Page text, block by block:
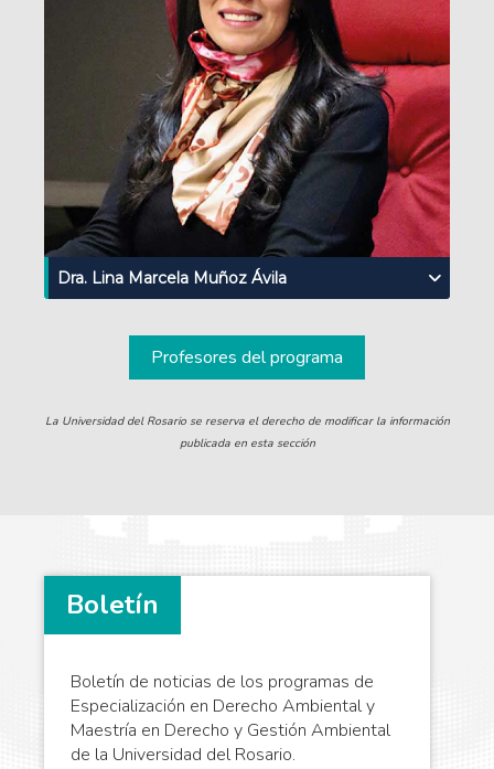
Dra. Lina Marcela Muñoz Ávila
Profesores del programa
La Universidad del Rosario se reserva el derecho de modificar la información
publicada en esta sección
Boletín
Boletín de noticias de los programas de
Especialización en Derecho Ambiental y
Maestría en Derecho y Gestión Ambiental
de la Universidad del Rosario.